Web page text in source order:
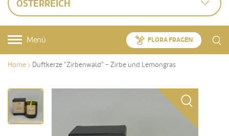
ÖSTERREICH
Menü FLORA FRAGEN
Home Duftkerze "Zirbenwald" - Zirbe und Lemongras